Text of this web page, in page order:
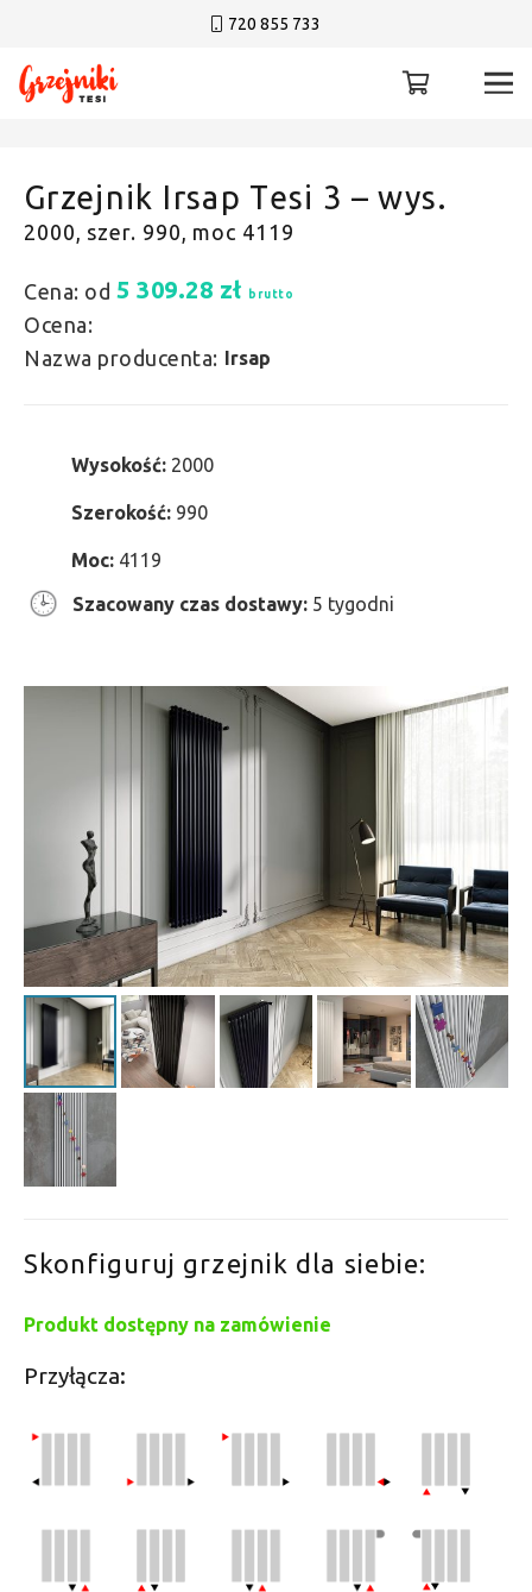
720 855 733
Grzejnik Irsap Tesi 3 – wys.
2000, szer. 990, moc 4119
Cena: od 5 309.28 zł brutto
Ocena:
Nazwa producenta: Irsap
Wysokość: 2000
Szerokość: 990
Moc: 4119
Szacowany czas dostawy: 5 tygodni
Skonfiguruj grzejnik dla siebie:
Produkt dostępny na zamówienie
Przyłącza: